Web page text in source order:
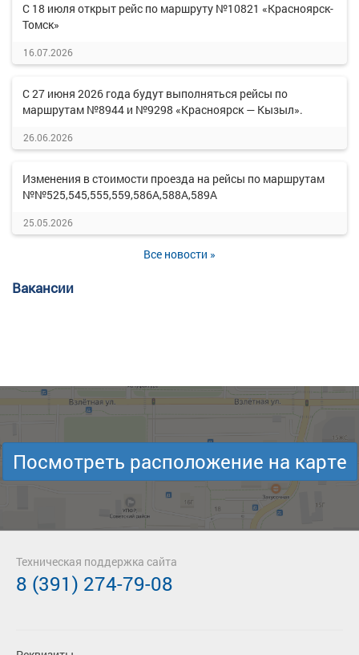
С 18 июля открыт рейс по маршруту №10821 «Красноярск-
Томск»
16.07.2026
С 27 июня 2026 года будут выполняться рейсы по
маршрутам №8944 и №9298 «Красноярск — Кызыл».
26.06.2026
Изменения в стоимости проезда на рейсы по маршрутам
№№525,545,555,559,586А,588А,589А
25.05.2026
Все новости »
Вакансии
Посмотреть расположение на карте
Техническая поддержка сайта
8 (391) 274-79-08